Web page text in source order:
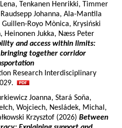
Tenkanen Henrikki, Timmer
Johanna, Ala-Mantila
Guillen-Royo Mònica, Krysiński
Heinonen Jukka, Næss Peter
and access within limits:
bringing together corridor
Research Interdisciplinary
Joanna, Stará Soňa,
Wojciech, Nesládek, Michal,
Krzysztof (2026) Between